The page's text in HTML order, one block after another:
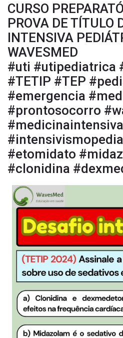
CURSO
PROVA DE TÍTULO
INTENSIVA
WAVESMED
#uti #utipediatrica
#TETIP #TEP
#emergencia
#prontosocorro
#medicinaintensiva
#etomidato
#clonidina